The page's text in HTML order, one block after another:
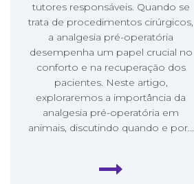
tutores responsáveis. Quando se
trata de procedimentos cirúrgicos,
a analgesia pré-operatória
desempenha um papel crucial no
conforto e na recuperação dos
pacientes. Neste artigo,
exploraremos a importância da
analgesia pré-operatória em
animais, discutindo quando e por...